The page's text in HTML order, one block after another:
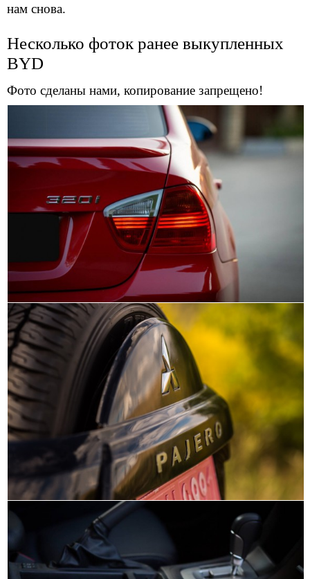
нам снова.
Несколько фоток ранее выкупленных
BYD
Фото сделаны нами, копирование запрещено!